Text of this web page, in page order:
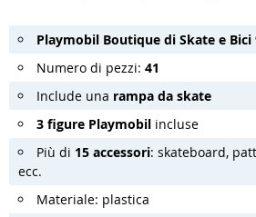
Playmobil Boutique di Skate e Bici
Numero di pezzi: 41
Include una rampa da skate
3 figure Playmobil incluse
Più di 15 accessori: skateboard,
ecc.
Materiale: plastica